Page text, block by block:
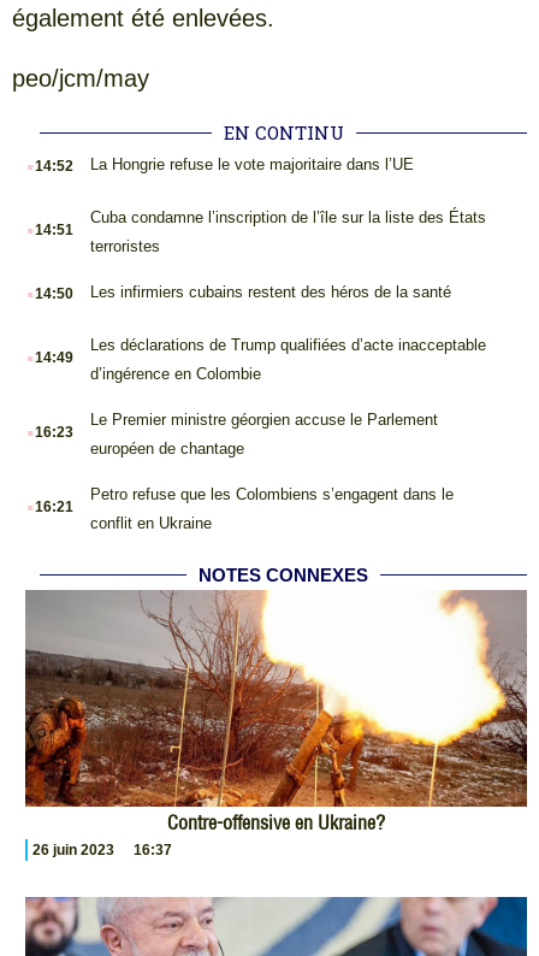
également été enlevées.
peo/jcm/may
EN CONTINU
.14:52 La Hongrie refuse le vote majoritaire dans l’UE
.14:51
Cuba condamne l’inscription de l’île sur la liste des États
terroristes
.14:50 Les infirmiers cubains restent des héros de la santé
.14:49
Les déclarations de Trump qualifiées d’acte inacceptable
d’ingérence en Colombie
.16:23
Le Premier ministre géorgien accuse le Parlement
européen de chantage
.16:21
Petro refuse que les Colombiens s’engagent dans le
conflit en Ukraine
NOTES CONNEXES
Contre-offensive en Ukraine?
26 juin 2023 16:37